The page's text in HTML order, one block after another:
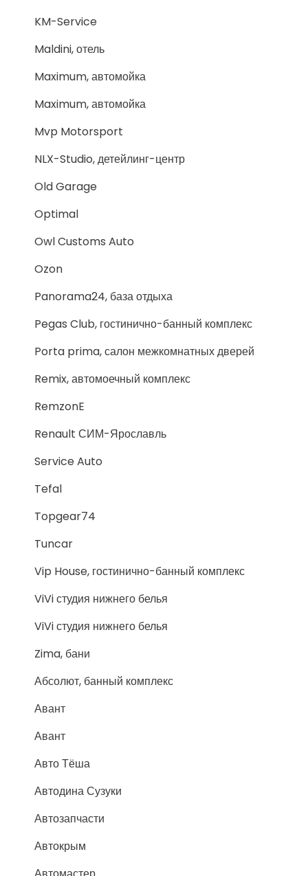
KM-Service
Maldini, отель
Maximum, автомойка
Maximum, автомойка
Mvp Motorsport
NLX-Studio, детейлинг-центр
Old Garage
Optimal
Owl Customs Auto
Ozon
Panorama24, база отдыха
Pegas Club, гостинично-банный комплекс
Porta prima, салон межкомнатных дверей
Remix, автомоечный комплекс
RemzonE
Renault СИМ-Ярославль
Service Auto
Tefal
Topgear74
Tuncar
Vip House, гостинично-банный комплекс
ViVi студия нижнего белья
ViVi студия нижнего белья
Zima, бани
Абсолют, банный комплекс
Авант
Авант
Авто Тёша
Автодина Сузуки
Автозапчасти
Автокрым